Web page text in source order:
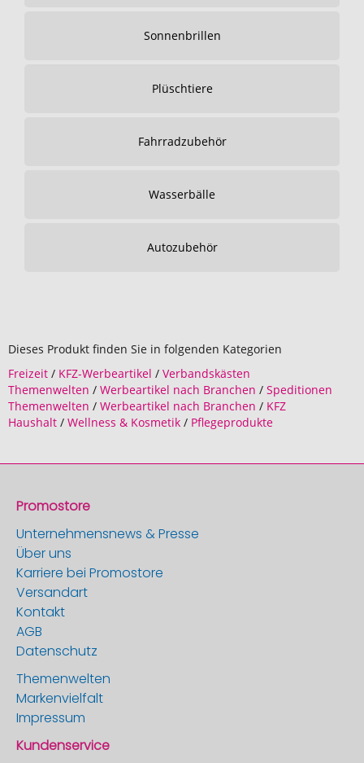
Sonnenbrillen
Plüschtiere
Fahrradzubehör
Wasserbälle
Autozubehör
Dieses Produkt finden Sie in folgenden Kategorien
Freizeit / KFZ-Werbeartikel / Verbandskästen
Themenwelten / Werbeartikel nach Branchen / Speditionen
Themenwelten / Werbeartikel nach Branchen / KFZ
Haushalt / Wellness & Kosmetik / Pflegeprodukte
Promostore
Unternehmensnews & Presse
Über uns
Karriere bei Promostore
Versandart
Kontakt
AGB
Datenschutz
Themenwelten
Markenvielfalt
Impressum
Kundenservice